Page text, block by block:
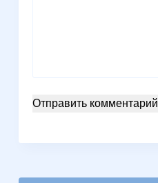
Отправить комментарий